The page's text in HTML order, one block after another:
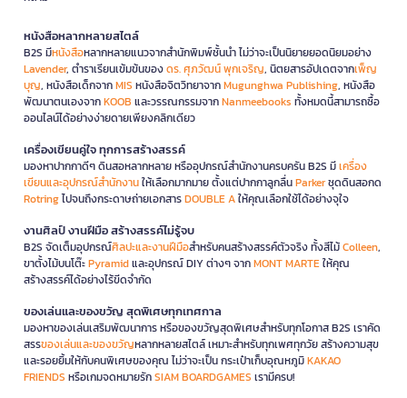
หนังสือหลากหลายสไตล์
B2S มีหนังสือหลากหลายแนวจากสำนักพิมพ์ชั้นนำ ไม่ว่าจะเป็นนิยายยอดนิยมอย่าง
Lavender, ตำราเรียนเข้มข้นของดร. ศุภวัฒน์ พุกเจริญ, นิตยสารอัปเดตจากเพ็ญ
บุญ, หนังสือเด็กจากMIS หนังสือจิตวิทยาจากMugunghwa Publishing, หนังสือ
พัฒนาตนเองจากKOOB และวรรณกรรมจากNanmeebooks ทั้งหมดนี้สามารถซื้อ
ออนไลน์ได้อย่างง่ายดายเพียงคลิกเดียว
เครื่องเขียนคู่ใจ ทุกการสร้างสรรค์
มองหาปากกาดีๆ ดินสอหลากหลาย หรืออุปกรณ์สำนักงานครบครัน B2S มีเครื่อง
เขียนและอุปกรณ์สำนักงานให้เลือกมากมาย ตั้งแต่ปากกาลูกลื่นParkerชุดดินสอกด
Rotringไปจนถึงกระดาษถ่ายเอกสารDOUBLE Aให้คุณเลือกใช้ได้อย่างจุใจ
งานศิลป์ งานฝีมือ สร้างสรรค์ไม่รู้จบ
B2S จัดเต็มอุปกรณ์ศิลปะและงานฝีมือสำหรับคนสร้างสรรค์ตัวจริง ทั้งสีไม้Colleen,
ขาตั้งไม้บนโต๊ะPyramidและอุปกรณ์ DIY ต่างๆ จากMONT MARTEให้คุณ
สร้างสรรค์ได้อย่างไร้ขีดจำกัด
ของเล่นและของขวัญ สุดพิเศษทุกเทศกาล
มองหาของเล่นเสริมพัฒนาการ หรือของขวัญสุดพิเศษสำหรับทุกโอกาส B2S เราคัด
สรรของเล่นและของขวัญหลากหลายสไตล์ เหมาะสำหรับทุกเพศทุกวัย สร้างความสุข
และรอยยิ้มให้กับคนพิเศษของคุณ ไม่ว่าจะเป็น กระเป๋าเก็บอุณหภูมิKAKAO
FRIENDS หรือเกมจดหมายรักSIAM BOARDGAMES เรามีครบ!